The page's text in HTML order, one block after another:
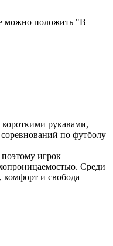
можно положить "В
рукавами,
по футболу
игрок
Среди
комфорт и свобода